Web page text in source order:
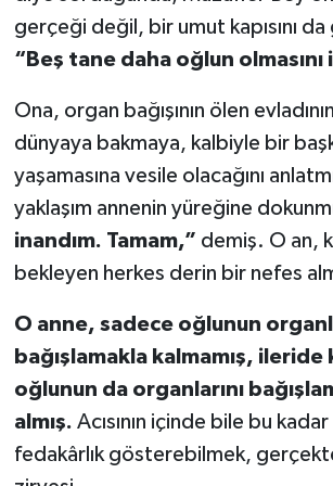
gerçeği değil, bir umut kapısını
“Beş tane daha oğlun
Ona, organ bağışının ölen
dünyaya bakmaya, kalbiyle bir
yaşamasına vesile olacağını
yaklaşım annenin yüreğine
inandım. Tamam,” demiş. O an,
bekleyen herkes derin bir nefes
O anne, sadece oğlunun
bağışlamakla kalmamış, ileride
oğlunun da organlarını
almış. Acısının içinde bile bu
fedakârlık gösterebilmek,